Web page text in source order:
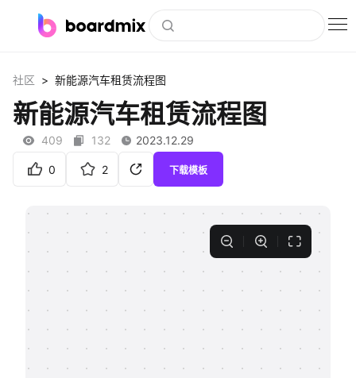
社区资源
下载
客户案例
支持
社区 > 新能源汽车租赁流程图
新能源汽车租赁流程图
409 132 2023.12.29
0 2 下载模板